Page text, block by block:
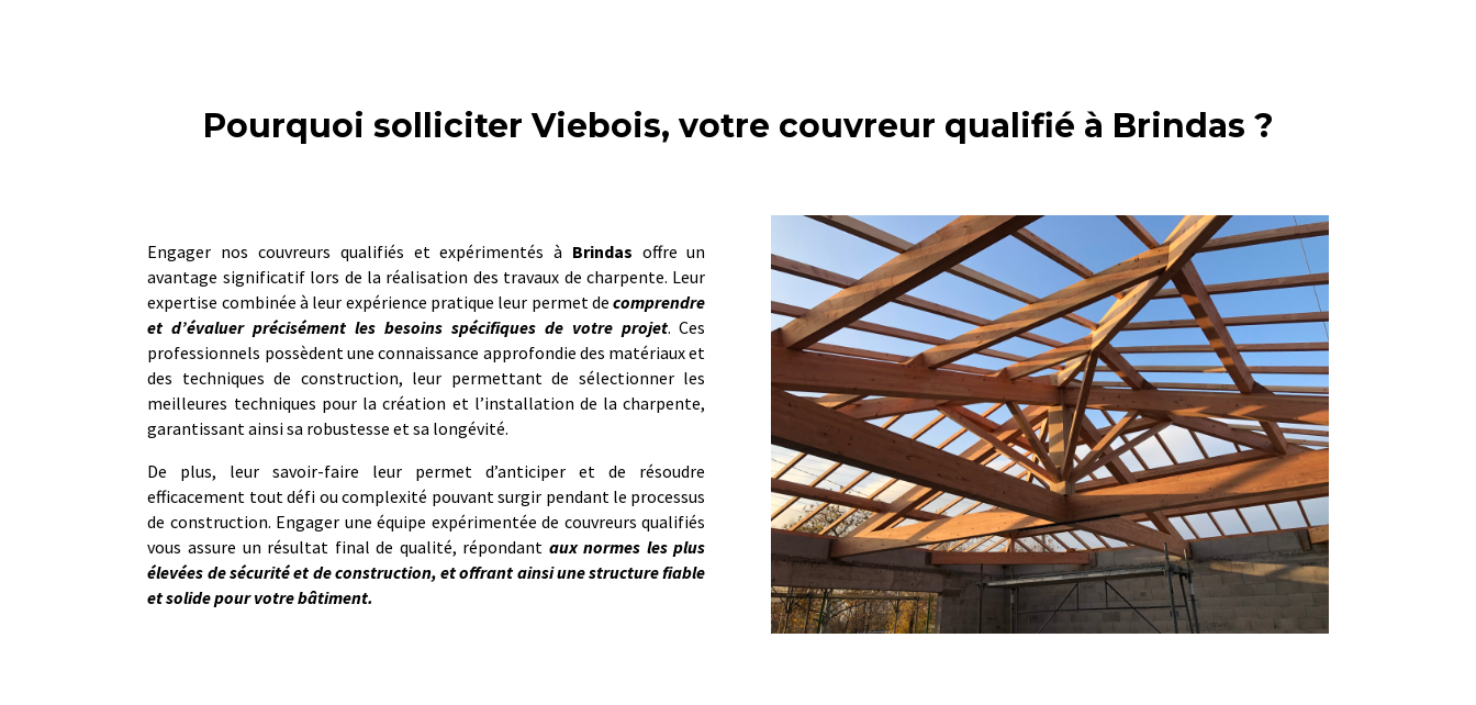
Pourquoi solliciter Viebois, votre couvreur qualifié à Brindas ?
Engager nos couvreurs qualifiés et expérimentés à Brindas offre un
avantage significatif lors de la réalisation des travaux de charpente. Leur
expertise combinée à leur expérience pratique leur permet decomprendre
et d’évaluer précisément les besoins spécifiques de votre projet. Ces
professionnels possèdent une connaissance approfondie des matériaux et
des techniques de construction, leur permettant de sélectionner les
meilleures techniques pour la création et l’installation de la charpente,
garantissant ainsi sa robustesse et sa longévité.
De plus, leur savoir-faire leur permet d’anticiper et de résoudre
efficacement tout défi ou complexité pouvant surgir pendant le processus
de construction. Engager une équipe expérimentée de couvreurs qualifiés
vous assure un résultat final de qualité, répondant aux normes les plus
élevées de sécurité et de construction, et offrant ainsi une structure fiable
et solide pour votre bâtiment.